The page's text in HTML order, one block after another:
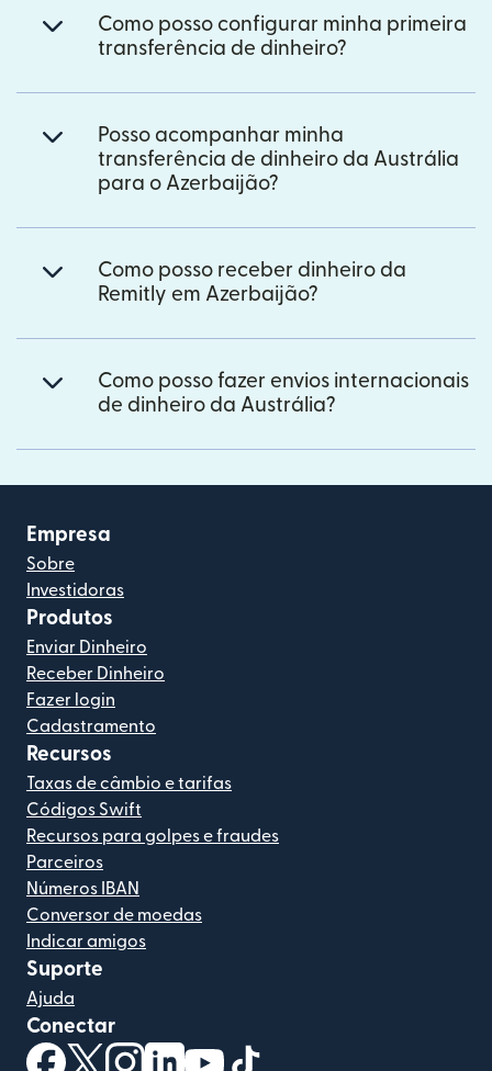
Como posso configurar minha primeira
transferência de dinheiro?
Posso acompanhar minha
transferência de dinheiro da Austrália
para o Azerbaijão?
Como posso receber dinheiro da
Remitly em Azerbaijão?
Como posso fazer envios internacionais
de dinheiro da Austrália?
Empresa
Sobre
Investidoras
Produtos
Enviar Dinheiro
Receber Dinheiro
Fazer login
Cadastramento
Recursos
Taxas de câmbio e tarifas
Códigos Swift
Recursos para golpes e fraudes
Parceiros
Números IBAN
Conversor de moedas
Indicar amigos
Suporte
Ajuda
Conectar
(abre em uma nova janela)
(abre em uma nova janela)
(abre em uma nova janela)
(abre em uma nova janela)
(abre em uma nova janela)